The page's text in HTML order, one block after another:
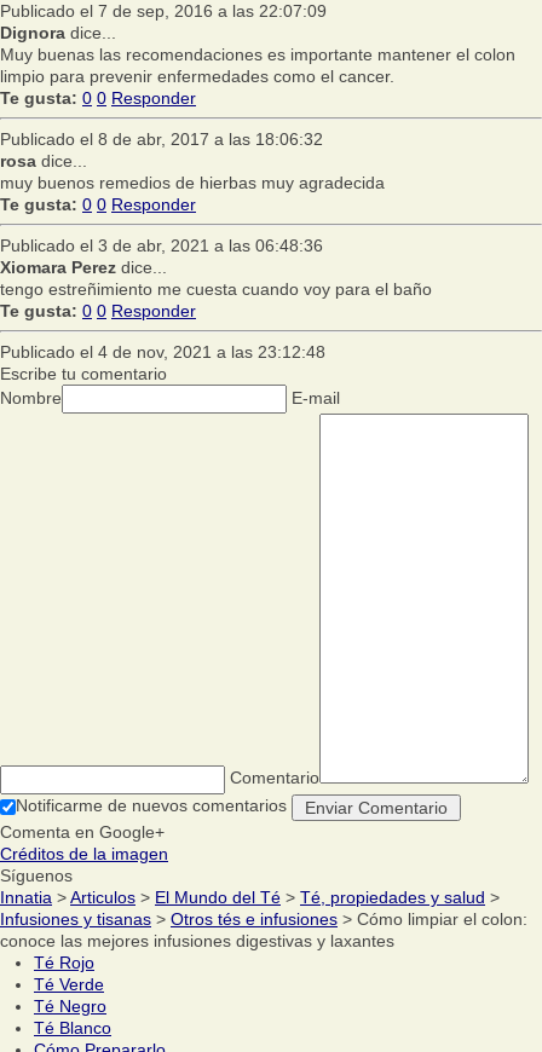
Publicado el 7 de sep, 2016 a las 22:07:09
Dignora dice...
Muy buenas las recomendaciones es importante mantener el colon
limpio para prevenir enfermedades como el cancer.
Te gusta: 0 0 Responder
Publicado el 8 de abr, 2017 a las 18:06:32
rosa dice...
muy buenos remedios de hierbas muy agradecida
Te gusta: 0 0 Responder
Publicado el 3 de abr, 2021 a las 06:48:36
Xiomara Perez dice...
tengo estreñimiento me cuesta cuando voy para el baño
Te gusta: 0 0 Responder
Publicado el 4 de nov, 2021 a las 23:12:48
Escribe tu comentario
Nombre
E-mail
Comentario
Notificarme de nuevos comentarios
Comenta en Google+
Créditos de la imagen
Síguenos
Innatia >Articulos > El Mundo del Té > Té, propiedades y salud >
Infusiones y tisanas > Otros tés e infusiones > Cómo limpiar el colon:
conoce las mejores infusiones digestivas y laxantes
Té Rojo
Té Verde
Té Negro
Té Blanco